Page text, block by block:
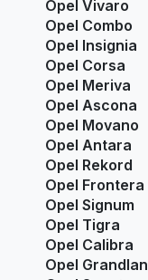
Opel Vivaro
Opel Combo
Opel Insignia
Opel Corsa
Opel Meriva
Opel Ascona
Opel Movano
Opel Antara
Opel Rekord
Opel Frontera
Opel Signum
Opel Tigra
Opel Calibra
Opel